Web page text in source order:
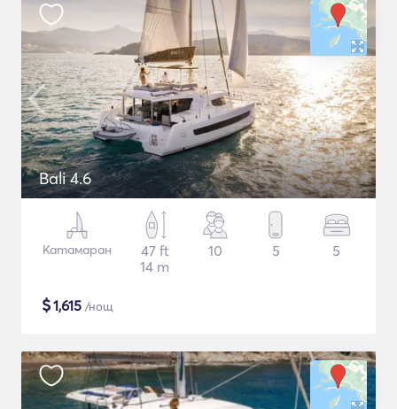
Bali 4.6
Катамаран
47 ft
14 m
10 5 5
$1,615 /нощ